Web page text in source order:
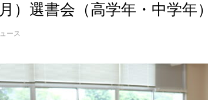
）選書会（高学年・中学年）
ース